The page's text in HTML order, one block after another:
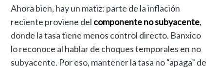
Ahora bien, hay un matiz: parte de la inflación
reciente proviene del componente no subyacente,
donde la tasa tiene menos control directo. Banxico
lo reconoce al hablar de choques temporales en no
subyacente. Por eso, mantener la tasa no “apaga” de